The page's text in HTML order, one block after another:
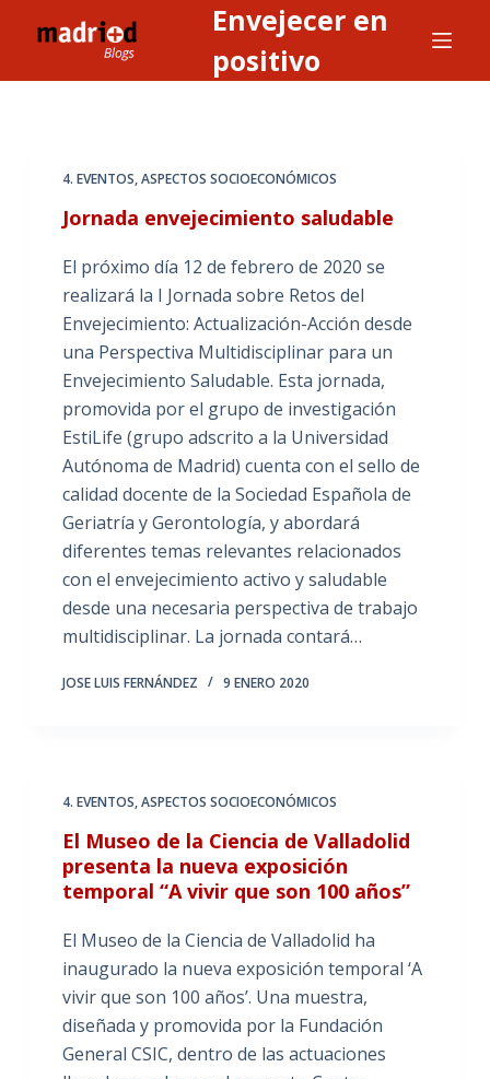
l
Envejecer en
positivo
4. EVENTOS,ASPECTOS SOCIOECONÓMICOS
Jornada envejecimiento saludable
El próximo día 12 de febrero de 2020 se
realizará la I Jornada sobre Retos del
Envejecimiento: Actualización-Acción desde
una Perspectiva Multidisciplinar para un
Envejecimiento Saludable. Esta jornada,
promovida por el grupo de investigación
EstiLife (grupo adscrito a la Universidad
Autónoma de Madrid) cuenta con el sello de
calidad docente de la Sociedad Española de
Geriatría y Gerontología, y abordará
diferentes temas relevantes relacionados
con el envejecimiento activo y saludable
desde una necesaria perspectiva de trabajo
multidisciplinar. La jornada contará…
JOSE LUIS FERNÁNDEZ 9 ENERO 2020
4. EVENTOS,ASPECTOS SOCIOECONÓMICOS
El Museo de la Ciencia de Valladolid
presenta la nueva exposición
temporal “A vivir que son 100 años”
El Museo de la Ciencia de Valladolid ha
inaugurado la nueva exposición temporal ‘A
vivir que son 100 años’. Una muestra,
diseñada y promovida por la Fundación
General CSIC, dentro de las actuaciones